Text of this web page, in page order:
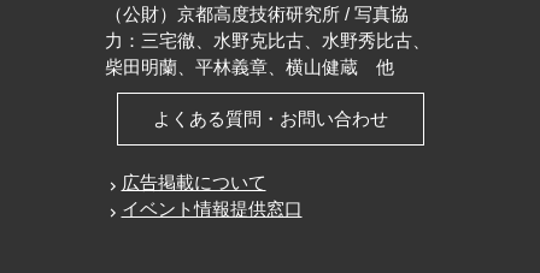
（公財）京都高度技術研究所 / 写真協
力：三宅徹、水野克比古、水野秀比古、
柴田明蘭、平林義章、横山健蔵 他
よくある質問・お問い合わせ
広告掲載について
イベント情報提供窓口